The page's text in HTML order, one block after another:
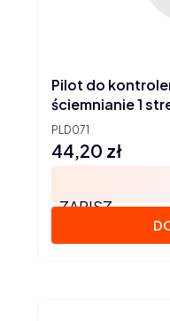
PLD071
Pilot do
ściemnianie 1
Cena
44,20 zł
ZAPISZ